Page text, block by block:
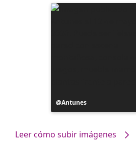
Publicación
realizada
Antunes
Leer cómo subir imágenes